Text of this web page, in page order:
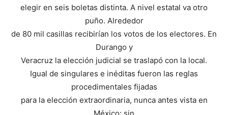
elegir en seis boletas distinta. A nivel estatal va otro
puño. Alrededor
de 80 mil casillas recibirían los votos de los electores. En
Durango y
Veracruz la elección judicial se traslapó con la local.
Igual de singulares e inéditas fueron las reglas
procedimentales fijadas
para la elección extraordinaria, nunca antes vista en